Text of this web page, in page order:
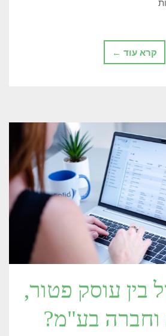
קרא עוד ←
בין עוסק פטור,
בע"מ?